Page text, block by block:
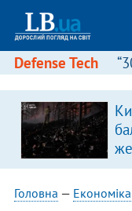
Defense Tech
Головна — Економіка